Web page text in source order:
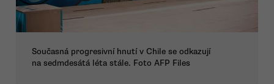
Současná progresivní hnutí v Chile se odkazují
na sedmdesátá léta stále. Foto AFP Files